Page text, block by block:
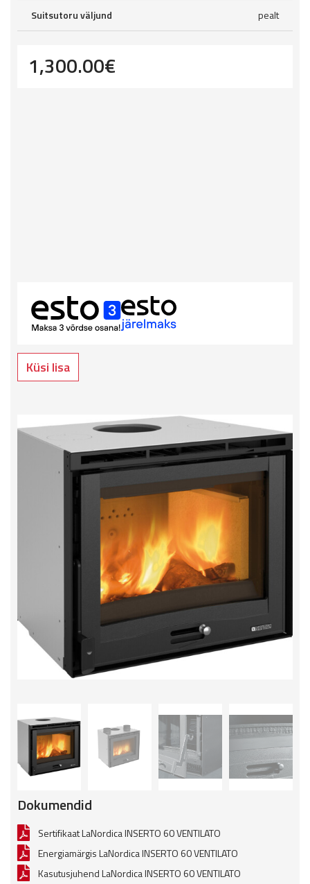
Suitsutoru väljund pealt
1,300.00€
Küsi lisa
Dokumendid
Sertifikaat LaNordica INSERTO 60 VENTILATO
Energiamärgis LaNordica INSERTO 60 VENTILATO
Kasutusjuhend LaNordica INSERTO 60 VENTILATO